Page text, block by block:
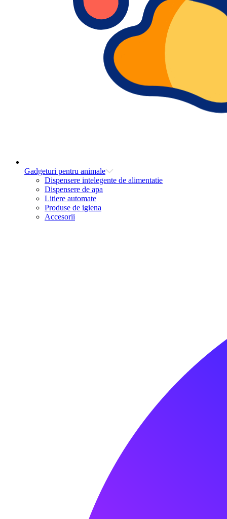
Gadgeturi pentru animale
Dispensere intelegente de alimentatie
Dispensere de apa
Litiere automate
Produse de igiena
Accesorii